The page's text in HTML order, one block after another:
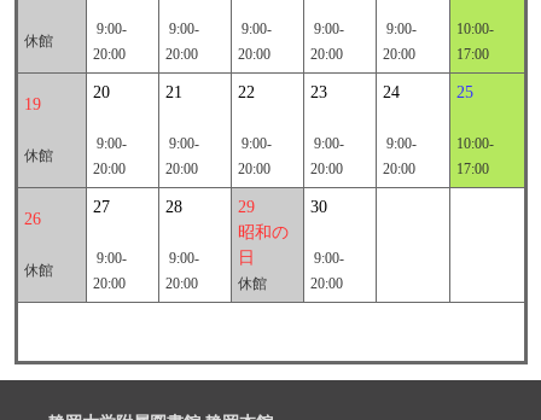
休館
9:00-
20:00
9:00-
20:00
9:00-
20:00
9:00-
20:00
9:00-
20:00
10:00-
17:00
19
休館
20
9:00-
20:00
21
9:00-
20:00
22
9:00-
20:00
23
9:00-
20:00
24
9:00-
20:00
25
10:00-
17:00
26
休館
27
9:00-
20:00
28
9:00-
20:00
29
昭和の
日
休館
30
9:00-
20:00